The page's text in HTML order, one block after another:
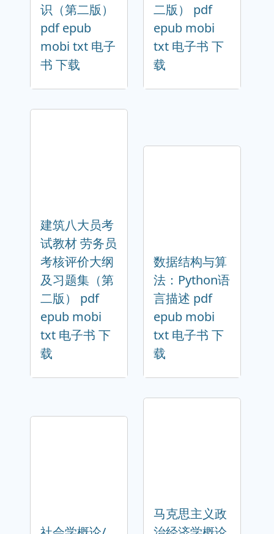
识（第二版）
pdf epub
mobi txt 电子
书 下载
二版） pdf
epub mobi
txt 电子书 下
载
建筑八大员考
试教材 劳务员
考核评价大纲
及习题集（第
二版） pdf
epub mobi
txt 电子书 下
载
数据结构与算
法：Python语
言描述 pdf
epub mobi
txt 电子书 下
载
马克思主义政